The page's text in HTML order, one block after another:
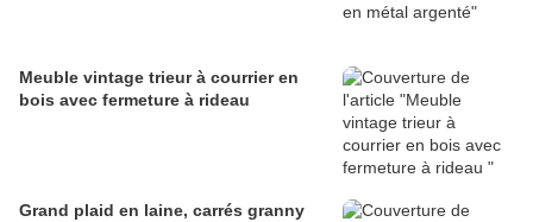
Meuble vintage trieur à courrier en
bois avec fermeture à rideau
Grand plaid en laine, carrés granny